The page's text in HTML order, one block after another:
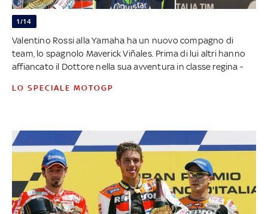
1/14
Valentino Rossi alla Yamaha ha un nuovo compagno di
team, lo spagnolo Maverick Viñales. Prima di lui altri hanno
affiancato il Dottore nella sua avventura in classe regina -
LO SPECIALE MOTOGP